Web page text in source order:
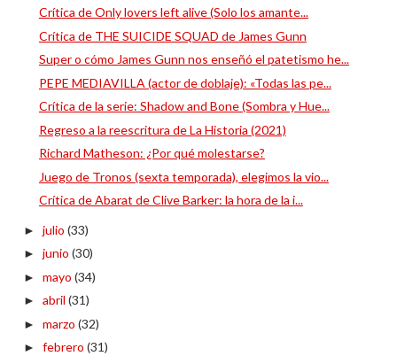
Crítica de Only lovers left alive (Solo los amante...
Crítica de THE SUICIDE SQUAD de James Gunn
Super o cómo James Gunn nos enseñó el patetismo he...
PEPE MEDIAVILLA (actor de doblaje): «Todas las pe...
Crítica de la serie: Shadow and Bone (Sombra y Hue...
Regreso a la reescritura de La Historia (2021)
Richard Matheson: ¿Por qué molestarse?
Juego de Tronos (sexta temporada), elegimos la vio...
Crítica de Abarat de Clive Barker: la hora de la i...
► julio (33)
► junio (30)
► mayo (34)
► abril (31)
► marzo (32)
► febrero (31)